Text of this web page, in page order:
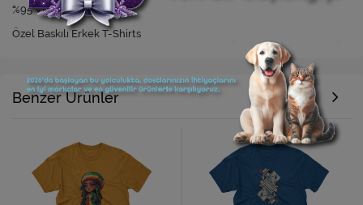
%95 Viskon %5 Elastan
Özel Baskılı Erkek T-Shirts
Benzer Ürünler